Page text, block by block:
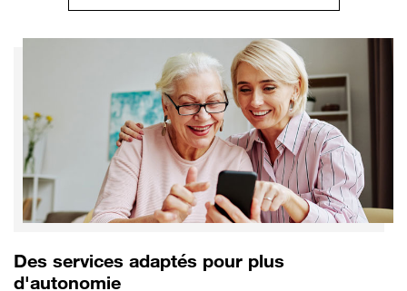
Des services adaptés pour plus
d'autonomie